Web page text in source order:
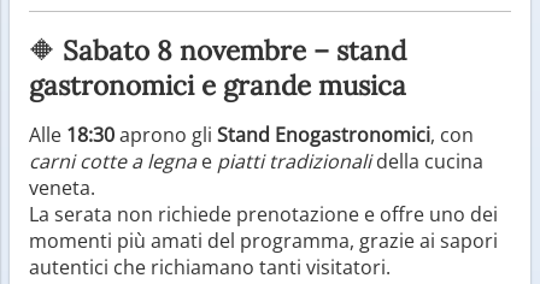
🔶 Sabato 8 novembre – stand
gastronomici e grande musica
Alle 18:30aprono gli Stand Enogastronomici, con
carni cotte a legnae piatti tradizionalidella cucina
veneta.
La serata non richiede prenotazione e offre uno dei
momenti più amati del programma, grazie ai sapori
autentici che richiamano tanti visitatori.